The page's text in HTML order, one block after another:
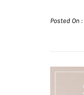
Posted On :